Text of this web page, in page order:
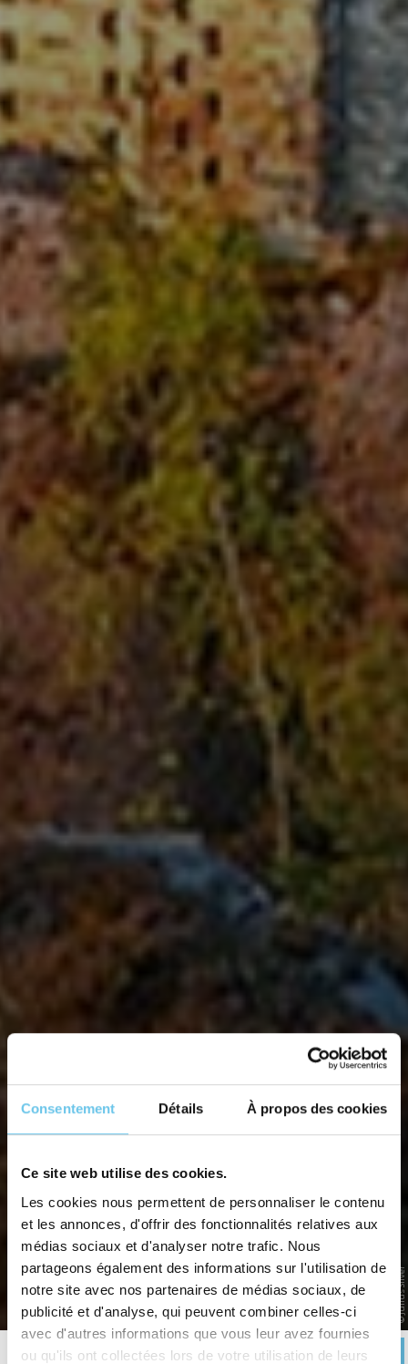
Consentement Détails À propos des cookies
Ce site web utilise des cookies.
Les cookies nous permettent de personnaliser le contenu
et les annonces, d'offrir des fonctionnalités relatives aux
médias sociaux et d'analyser notre trafic. Nous
partageons également des informations sur l'utilisation de
notre site avec nos partenaires de médias sociaux, de
publicité et d'analyse, qui peuvent combiner celles-ci
avec d'autres informations que vous leur avez fournies
ou qu'ils ont collectées lors de votre utilisation de leurs
LA VALLÉE DE L'ELBE
Randonnée à vélo de Prague à Dresde
© Julius Silver
Accueil>Voyages à vélo en France et en Europe>EUROPE >République Tchèque>La Vallée
de l'Elbe
Description Itinéraire Avis Infos pratiques RÉSERVER